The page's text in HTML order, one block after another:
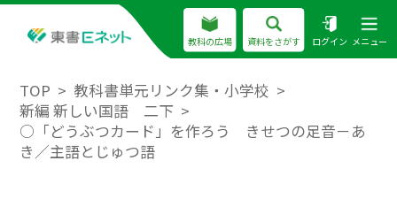
教科の広場 資料をさがす ログイン メニュー
TOP
教科書単元リンク集・小学校
新編 新しい国語 二下
○「どうぶつカード」を作ろう きせつの足音－あ
き／主語とじゅつ語